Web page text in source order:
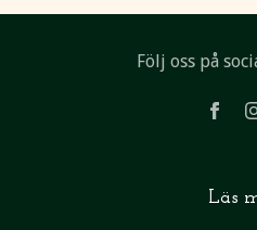
Följ oss på
Läs